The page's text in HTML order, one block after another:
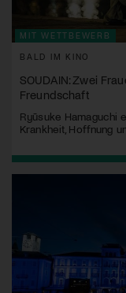
MIT WETTBEWERB
BALD IM KINO
SOUDAIN: Zwei
Freundschaft
Ryūsuke Hamaguchi
Krankheit, Hoffnung